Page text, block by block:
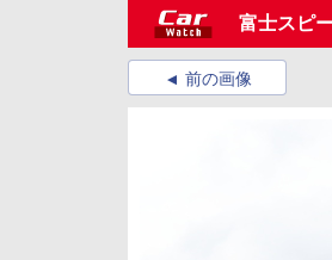
富士スピ
前の画像